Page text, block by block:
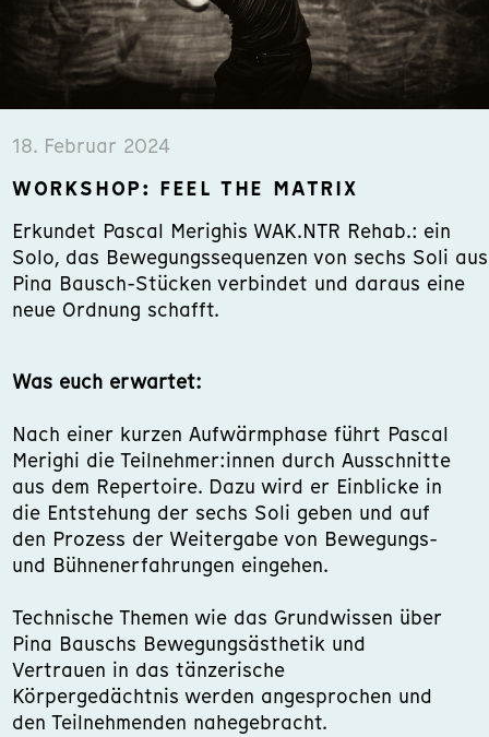
18. Februar 2024
WORKSHOP: FEEL THE MATRIX
Erkundet Pascal Merighis WAK.NTR Rehab.: ein
Solo, das Bewegungssequenzen von sechs Soli aus
Pina Bausch-Stücken verbindet und daraus eine
neue Ordnung schafft.
Was euch erwartet:
Nach einer kurzen Aufwärmphase führt Pascal
Merighi die Teilnehmer:innen durch Ausschnitte
aus dem Repertoire. Dazu wird er Einblicke in
die Entstehung der sechs Soli geben und auf
den Prozess der Weitergabe von Bewegungs-
und Bühnenerfahrungen eingehen.
Technische Themen wie das Grundwissen über
Pina Bauschs Bewegungsästhetik und
Vertrauen in das tänzerische
Körpergedächtnis werden angesprochen und
den Teilnehmenden nahegebracht.